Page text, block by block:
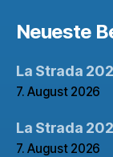
Neueste
La Strada
7. August 2026
La Strada
7. August 2026